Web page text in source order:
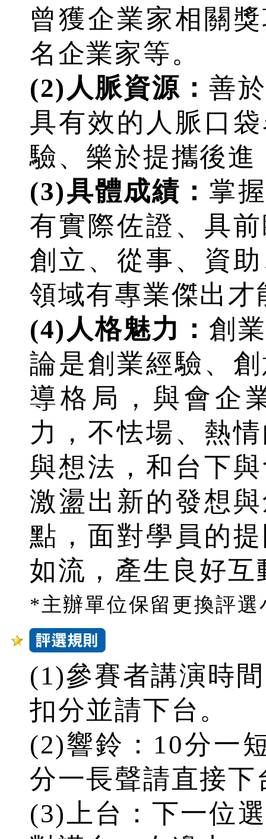
曾獲企業家相關
名企業家等。
(2)人脈資源：善
具有效的人脈口
驗、樂於提攜後
(3)具體成績： 掌
有實際佐證、具
創立、從事、資
領域有專業傑出才
(4)人格魅力：創
論是創業經驗、
導格局，與會企
力，不怯場、熱
與想法，和台下
激盪出新的發想
點，面對學員的
如流，產生良好互
*主辦單位保留更換評
(1)參賽者講演時
扣分並請下台。
(2)響鈴：10分一
分一長聲請直接下
(3)上台：下一位